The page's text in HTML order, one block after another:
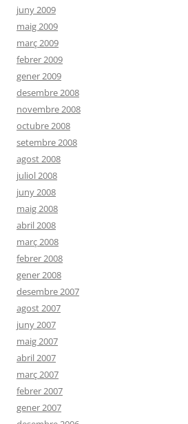
juny 2009
maig 2009
març 2009
febrer 2009
gener 2009
desembre 2008
novembre 2008
octubre 2008
setembre 2008
agost 2008
juliol 2008
juny 2008
maig 2008
abril 2008
març 2008
febrer 2008
gener 2008
desembre 2007
agost 2007
juny 2007
maig 2007
abril 2007
març 2007
febrer 2007
gener 2007